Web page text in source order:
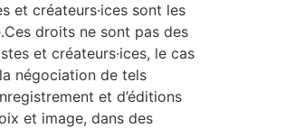
et créateurs·ices sont les
droits ne sont pas des
et créateurs·ices, le cas
négociation de tels
et d’éditions
et image, dans des